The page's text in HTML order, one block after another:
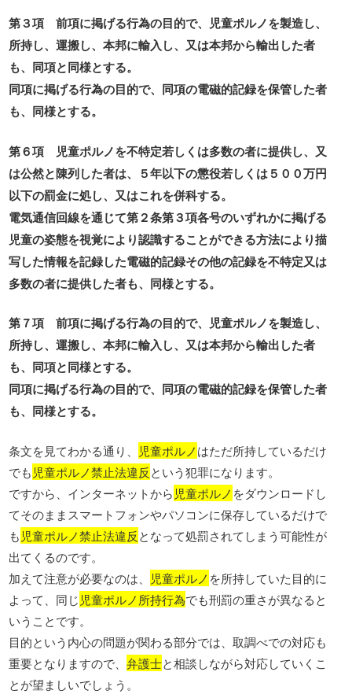
第３項 前項に掲げる行為の目的で、児童ポルノを製造し、
所持し、運搬し、本邦に輸入し、又は本邦から輸出した者
も、同項と同様とする。
同項に掲げる行為の目的で、同項の電磁的記録を保管した者
も、同様とする。
第６項 児童ポルノを不特定若しくは多数の者に提供し、又
は公然と陳列した者は、５年以下の懲役若しくは５００万円
以下の罰金に処し、又はこれを併科する。
電気通信回線を通じて第２条第３項各号のいずれかに掲げる
児童の姿態を視覚により認識することができる方法により描
写した情報を記録した電磁的記録その他の記録を不特定又は
多数の者に提供した者も、同様とする。
第７項 前項に掲げる行為の目的で、児童ポルノを製造し、
所持し、運搬し、本邦に輸入し、又は本邦から輸出した者
も、同項と同様とする。
同項に掲げる行為の目的で、同項の電磁的記録を保管した者
も、同様とする。
条文を見てわかる通り、 児童ポルノはただ所持しているだけ
でも 児童ポルノ禁止法違反という犯罪になります。
ですから、インターネットから 児童ポルノ をダウンロードし
てそのままスマートフォンやパソコンに保存しているだけで
も 児童ポルノ禁止法違反となって処罰されてしまう可能性が
出てくるのです。
加えて注意が必要なのは、
児童ポルノ を所持していた目的に
よって、同じ 児童ポルノ所持行為でも刑罰の重さが異なると
いうことです。
目的という内心の問題が関わる部分では、取調べでの対応も
重要となりますので、弁護士と相談しながら対応していくこ
とが望ましいでしょう。